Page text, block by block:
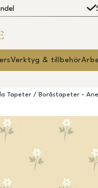
Verktyg & tillbehör
Tapeter Boråstapeter -